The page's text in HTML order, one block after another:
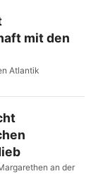
mit den
Atlantik
an der